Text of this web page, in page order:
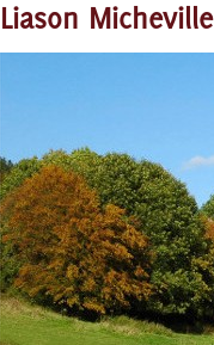
Liason Micheville